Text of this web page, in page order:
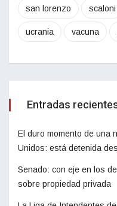
san lorenzo scaloni
ucrania vacuna
Entradas
El duro momento de una
Unidos: está detenida
Senado: con eje en los
sobre propiedad privada